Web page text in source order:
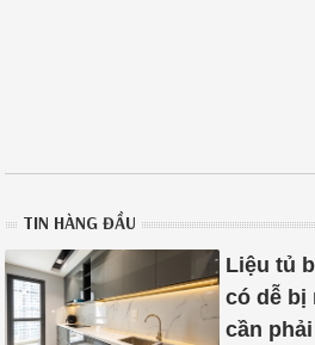
TIN HÀNG ĐẦU
Liệu tủ
có dễ bị
cần